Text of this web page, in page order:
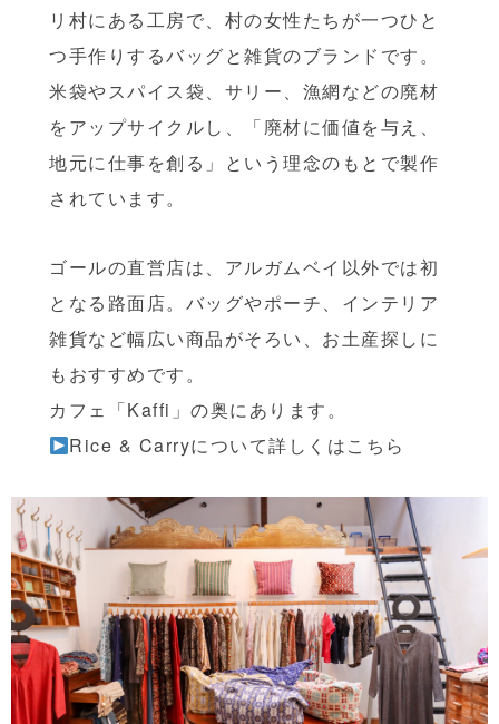
リ村にある工房で、村の女性たちが一つひと
つ手作りするバッグと雑貨のブランドです。
米袋やスパイス袋、サリー、漁網などの廃材
をアップサイクルし、「廃材に価値を与え、
地元に仕事を創る」という理念のもとで製作
されています。
ゴールの直営店は、アルガムベイ以外では初
となる路面店。バッグやポーチ、インテリア
雑貨など幅広い商品がそろい、お土産探しに
もおすすめです。
カフェ「Kaffi」の奥にあります。
Rice & Carryについて詳しくはこちら